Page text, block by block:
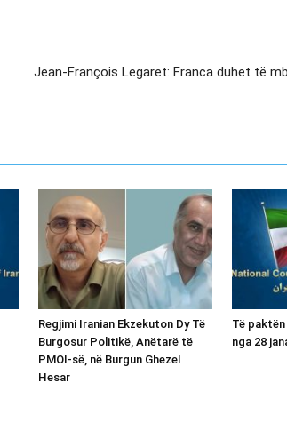
Jean-François Legaret: Franca duhet të
Regjimi Iranian Ekzekuton Dy Të
Burgosur Politikë, Anëtarë të
PMOI-së, në Burgun Ghezel
Hesar
Të
nga 28